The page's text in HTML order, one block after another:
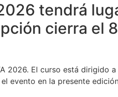
tendrá
cierra el
2026. El curso está dirigido
evento en la presente